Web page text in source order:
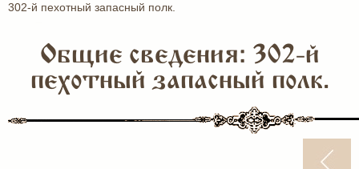
302-й пехотный запасный полк.
Общие сведения: 302-й
пехотный запасный полк.